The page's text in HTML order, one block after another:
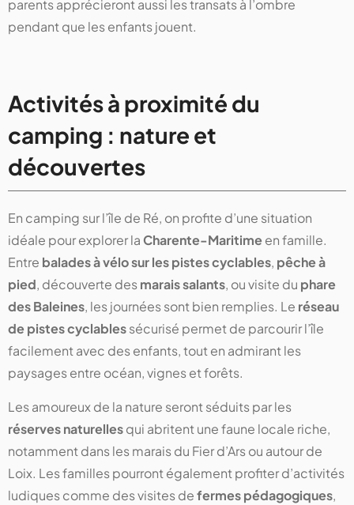
parents apprécieront aussi les transats à l’ombre
pendant que les enfants jouent.
Activités à proximité du
camping : nature et
découvertes
En camping sur l’île de Ré, on profite d’une situation
idéale pour explorer la Charente-Maritimeen famille.
Entre balades à vélo sur les pistes cyclables, pêche à
pied, découverte desmarais salants, ou visite du phare
des Baleines, les journées sont bien remplies. Le réseau
de pistes cyclablessécurisé permet de parcourir l’île
facilement avec des enfants, tout en admirant les
paysages entre océan, vignes et forêts.
Les amoureux de la nature seront séduits par les
réserves naturellesqui abritent une faune locale riche,
notamment dans les marais du Fier d’Ars ou autour de
Loix. Les familles pourront également profiter d’activités
ludiques comme des visites defermes pédagogiques,